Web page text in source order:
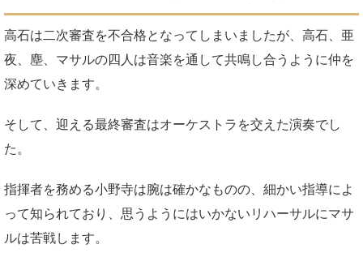
高石は二次審査を不合格となってしまいましたが、高石、亜
夜、塵、マサルの四人は音楽を通して共鳴し合うように仲を
深めていきます。
そして、迎える最終審査はオーケストラを交えた演奏でし
た。
指揮者を務める小野寺は腕は確かなものの、細かい指導によ
って知られており、思うようにはいかないリハーサルにマサ
ルは苦戦します。